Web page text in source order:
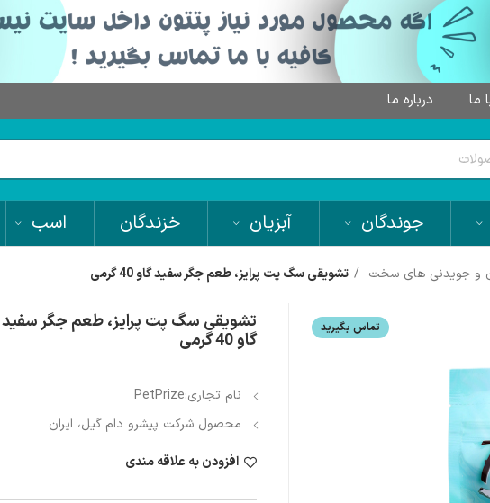
ما درباره ما
جوندگان آبزیان خزندگان اسب
و جویدنی های سخت تشویقی سگ پت پرایز، طعم جگر سفید گاو 40 گرمی
تماس بگیرید تشویقی سگ پت پرایز، طعم جگر سفید
گاو 40 گرمی
نام تجاری:PetPrize
محصول شرکت پیشرو دام گیل، ایران
افزودن به علاقه مندی